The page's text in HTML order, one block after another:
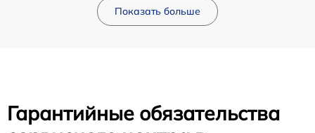
Показать больше
Гарантийные обязательства